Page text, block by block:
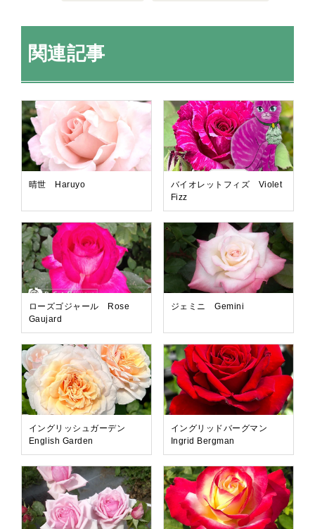
関連記事
晴世 Haruyo
バイオレットフィズ Violet
Fizz
ローズゴジャール Rose
Gaujard
ジェミニ Gemini
イングリッシュガーデン
English Garden
イングリッドバーグマン
Ingrid Bergman